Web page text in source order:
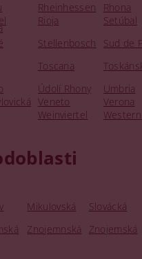
Rheinhessen
Rhona
Rioja
Setúbal
Stellenbosch
Sud de
Toscana
Údolí Rhony
Umbria
Veneto
Verona
Weinviertel
Mikulovská
Slovácká
Znojemnská Znojemská